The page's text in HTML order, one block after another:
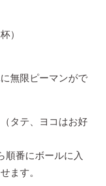
）
無限ピーマンがで
タテ、ヨコはお好
順番にボールに入
ます。